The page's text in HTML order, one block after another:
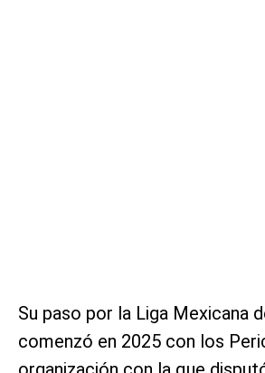
Su paso por la Liga Mexicana
comenzó en 2025 con los